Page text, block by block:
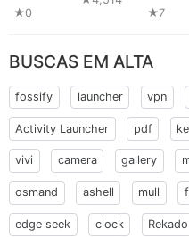
★0 ★7
BUSCAS EM ALTA
fossify launcher vpn
Activity Launcher pdf
vivi camera gallery
osmand ashell mull
edge seek clock Rekado